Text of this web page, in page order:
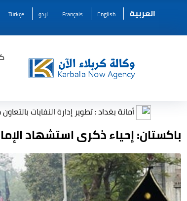
العربية English
Français اردو Türkçe
أمانة بغداد : تطوير إدارة النفايات بالتعاون مع البنك
باكستان: إحياء ذكرى استشهاد